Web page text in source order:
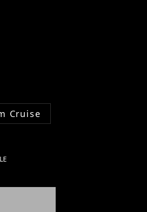
Cruise